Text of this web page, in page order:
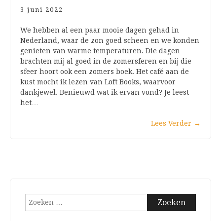
3 juni 2022
We hebben al een paar mooie dagen gehad in
Nederland, waar de zon goed scheen en we konden
genieten van warme temperaturen. Die dagen
brachten mij al goed in de zomersferen en bij die
sfeer hoort ook een zomers boek. Het café aan de
kust mocht ik lezen van Loft Books, waarvoor
dankjewel. Benieuwd wat ik ervan vond? Je leest
het…
Lees Verder →
Zoeken